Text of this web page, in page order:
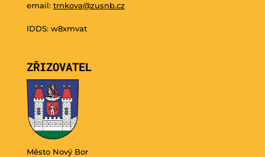
email: trnkova@zusnb.cz
IDDS: w8xmvat
ZŘIZOVATEL
Město Nový Bor